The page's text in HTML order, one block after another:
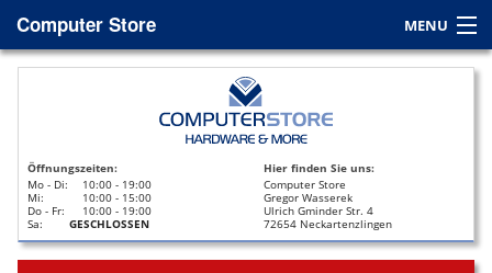
Computer Store MENU
Home
Leasing
Datenrettung
Öffnungszeiten:
Mo - Di:
10:00 - 19:00
Mi:
10:00 - 15:00
Do - Fr:
10:00 - 19:00
Sa:
GESCHLOSSEN
Hier finden Sie uns:
Computer Store
Gregor Wasserek
Ulrich Gminder Str. 4
72654 Neckartenzlingen